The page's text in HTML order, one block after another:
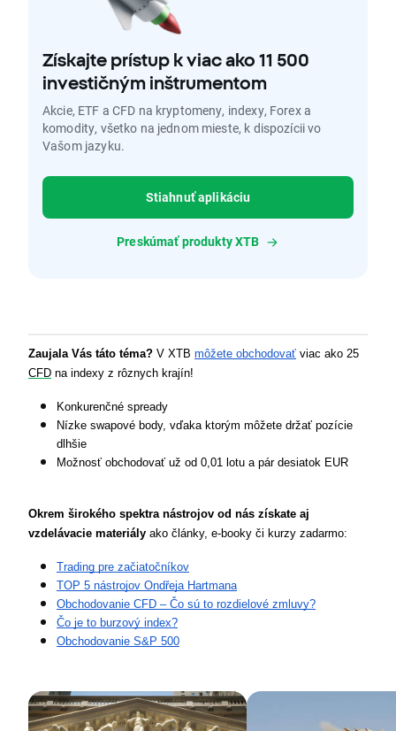
Získajte prístup k viac ako 11 500
investičným inštrumentom
Akcie, ETF a CFD na kryptomeny, indexy, Forex a
komodity, všetko na jednom mieste, k dispozícii vo
Vašom jazyku.
Stiahnuť aplikáciu
Preskúmať produkty XTB
Zaujala Vás táto téma? V XTB môžete obchodovať
CFD na indexy z rôznych krajín!
Konkurenčné spready
Nízke swapové body, vďaka ktorým môžete držať pozície
dlhšie
Možnosť obchodovať už od 0,01 lotu a pár desiatok EUR
Okrem širokého spektra nástrojov od nás získate aj
vzdelávacie materiály ako články, e-booky či kurzy zadarmo:
Trading pre začiatočníkov
TOP 5 nástrojov Ondřeja Hartmana
Obchodovanie CFD – Čo sú to rozdielové zmluvy?
Čo je to burzový index?
Obchodovanie S&P 500